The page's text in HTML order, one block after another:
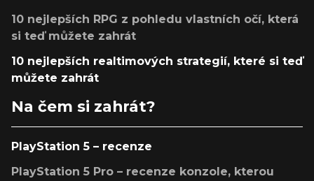
10 nejlepších RPG z pohledu vlastních očí, která
si teď můžete zahrát
10 nejlepších realtimových strategií, které si teď
můžete zahrát
Na čem si zahrát?
PlayStation 5 – recenze
PlayStation 5 Pro – recenze konzole, kterou